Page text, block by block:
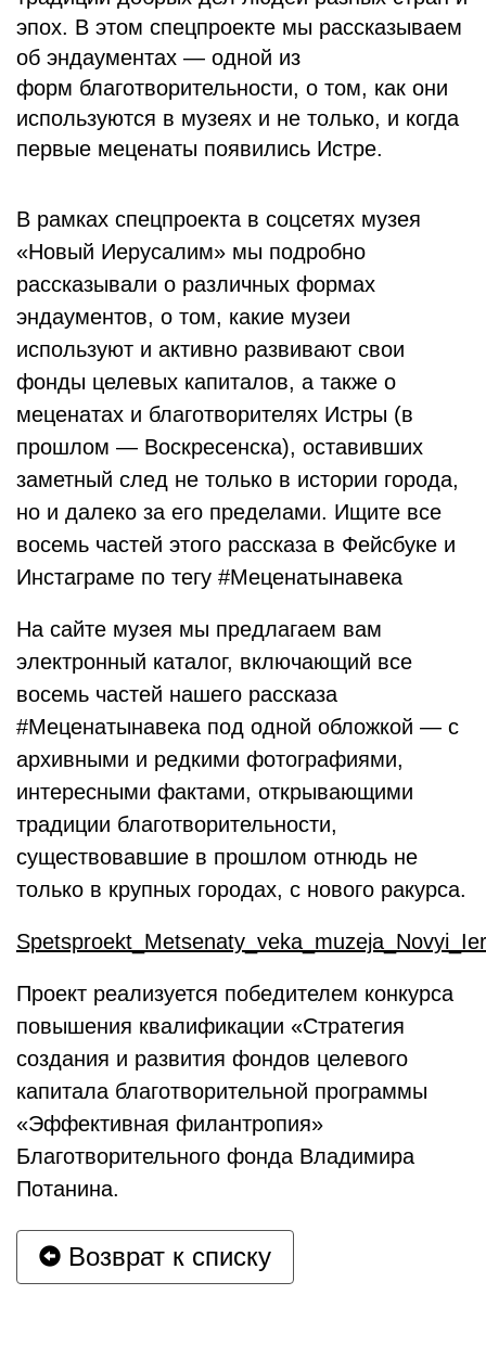
эпох. В этом спецпроекте мы рассказываем
об эндаументах — одной из
форм благотворительности, о том, как они
используются в музеях и не только, и когда
первые меценаты появились Истре.
В рамках спецпроекта в соцсетях музея
«Новый Иерусалим» мы подробно
рассказывали о различных формах
эндаументов, о том, какие музеи
используют и активно развивают свои
фонды целевых капиталов, а также о
меценатах и благотворителях Истры (в
прошлом — Воскресенска), оставивших
заметный след не только в истории города,
но и далеко за его пределами. Ищите все
восемь частей этого рассказа в Фейсбуке и
Инстаграме по тегу #Меценатынавека
На сайте музея мы предлагаем вам
электронный каталог, включающий все
восемь частей нашего рассказа
#Меценатынавека под одной обложкой — с
архивными и редкими фотографиями,
интересными фактами, открывающими
традиции благотворительности,
существовавшие в прошлом отнюдь не
только в крупных городах, с нового ракурса.
Проект реализуется победителем конкурса
повышения квалификации «Стратегия
создания и развития фондов целевого
капитала благотворительной программы
«Эффективная филантропия»
Благотворительного фонда Владимира
Потанина.
Возврат к списку